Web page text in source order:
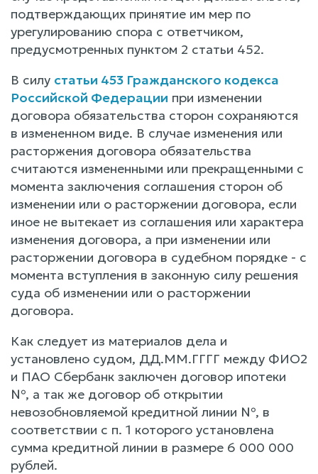
подтверждающих принятие им мер по
урегулированию спора с ответчиком,
предусмотренных пунктом 2 статьи 452.
В силу статьи 453 Гражданского кодекса
Российской Федерации при изменении
договора обязательства сторон сохраняются
в измененном виде. В случае изменения или
расторжения договора обязательства
считаются измененными или прекращенными с
момента заключения соглашения сторон об
изменении или о расторжении договора, если
иное не вытекает из соглашения или характера
изменения договора, а при изменении или
расторжении договора в судебном порядке - с
момента вступления в законную силу решения
суда об изменении или о расторжении
договора.
Как следует из материалов дела и
установлено судом, ДД.ММ.ГГГГ между ФИО2
и ПАО Сбербанк заключен договор ипотеки
№, а так же договор об открытии
невозобновляемой кредитной линии №, в
соответствии с п. 1 которого установлена
сумма кредитной линии в размере 6 000 000
рублей.